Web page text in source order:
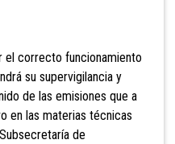
correcto funcionamiento
su supervigilancia y
de las emisiones que a
en las materias técnicas
de